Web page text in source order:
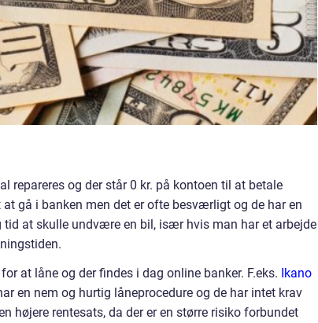
repareres og der står 0 kr. på kontoen til at betale
gå i banken men det er ofte besværligt og de har en
tid at skulle undvære en bil, især hvis man har et arbejde
at låne og der findes i dag online banker. F.eks. Ikano
en nem og hurtig låneprocedure og de har intet krav
højere rentesats, da der er en større risiko forbundet